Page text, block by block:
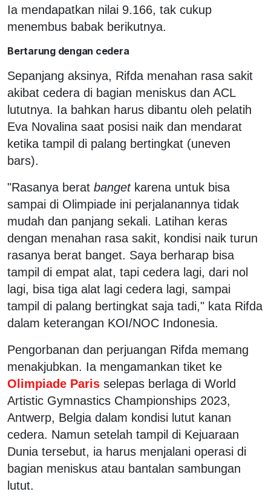
Ia mendapatkan nilai 9.166, tak cukup
menembus babak berikutnya.
Bertarung dengan cedera
Sepanjang aksinya, Rifda menahan rasa sakit
akibat cedera di bagian meniskus dan ACL
lututnya. Ia bahkan harus dibantu oleh pelatih
Eva Novalina saat posisi naik dan mendarat
ketika tampil di palang bertingkat (uneven
bars).
"Rasanya berat bangetkarena untuk bisa
sampai di Olimpiade ini perjalanannya tidak
mudah dan panjang sekali. Latihan keras
dengan menahan rasa sakit, kondisi naik turun
rasanya berat banget. Saya berharap bisa
tampil di empat alat, tapi cedera lagi, dari nol
lagi, bisa tiga alat lagi cedera lagi, sampai
tampil di palang bertingkat saja tadi," kata Rifda
dalam keterangan KOI/NOC Indonesia.
Pengorbanan dan perjuangan Rifda memang
menakjubkan. Ia mengamankan tiket ke
Olimpiade Paris selepas berlaga di World
Artistic Gymnastics Championships 2023,
Antwerp, Belgia dalam kondisi lutut kanan
cedera. Namun setelah tampil di Kejuaraan
Dunia tersebut, ia harus menjalani operasi di
bagian meniskus atau bantalan sambungan
lutut.